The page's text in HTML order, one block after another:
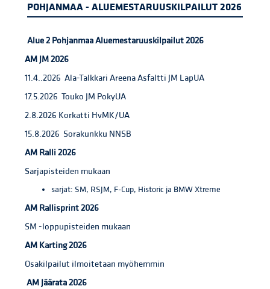
POHJANMAA - ALUEMESTARUUSKILPAILUT 2026
Alue 2 Pohjanmaa Aluemestaruuskilpailut 2026
AM JM 2026
11.4..2026 Ala-Talkkari Areena Asfaltti JM LapUA
17.5.2026 Touko JM PokyUA
2.8.2026 Korkatti HvMK/UA
15.8.2026 Sorakunkku NNSB
AM Ralli 2026
Sarjapisteiden mukaan
sarjat: SM, RSJM, F-Cup, Historic ja BMW Xtreme
AM Rallisprint 2026
SM -loppupisteiden mukaan
AM Karting 2026
Osakilpailut ilmoitetaan myöhemmin
AM Jäärata 2026